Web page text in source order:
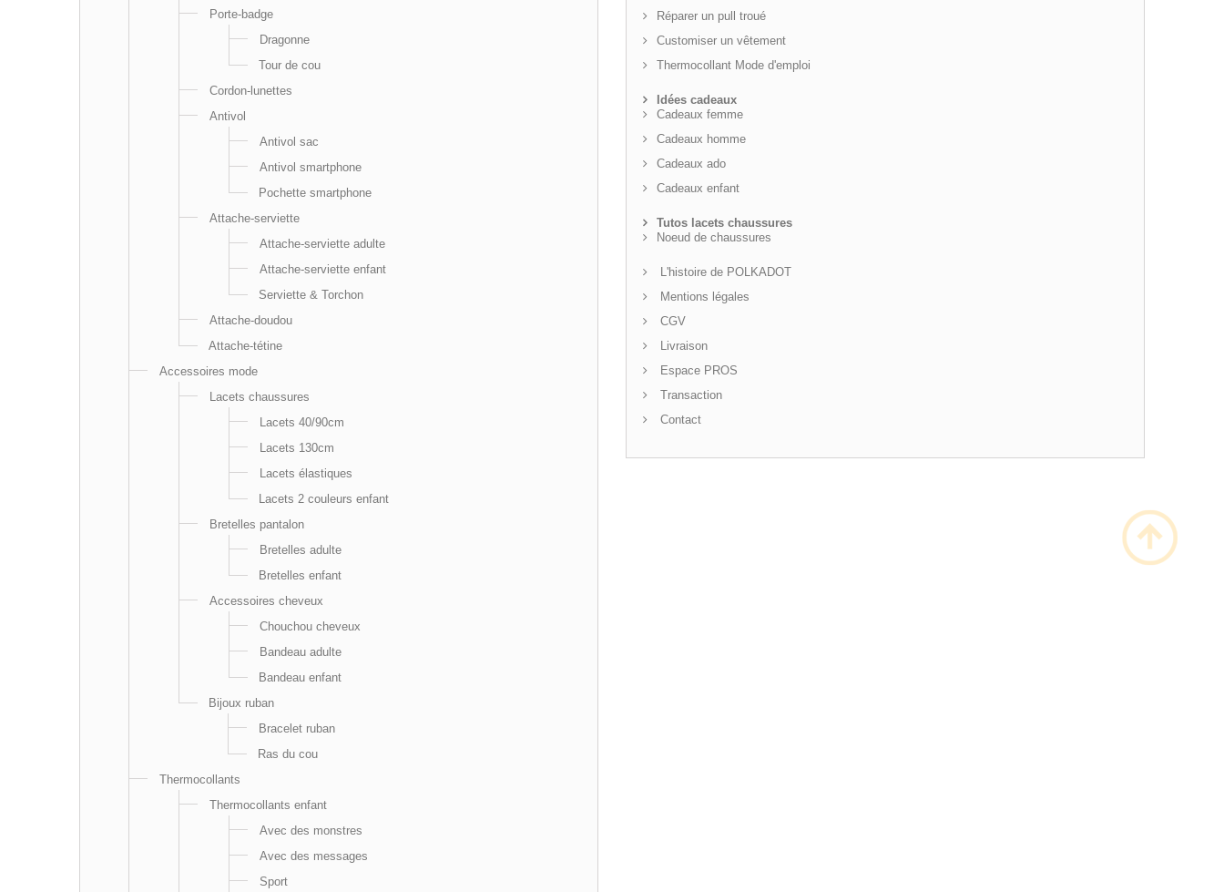
Porte-badge
Dragonne
Tour de cou
Cordon-lunettes
Antivol
Antivol sac
Antivol smartphone
Pochette smartphone
Attache-serviette
Attache-serviette adulte
Attache-serviette enfant
Serviette & Torchon
Attache-doudou
Attache-tétine
Accessoires mode
Lacets chaussures
Lacets 40/90cm
Lacets 130cm
Lacets élastiques
Lacets 2 couleurs enfant
Bretelles pantalon
Bretelles adulte
Bretelles enfant
Accessoires cheveux
Chouchou cheveux
Bandeau adulte
Bandeau enfant
Bijoux ruban
Bracelet ruban
Ras du cou
Thermocollants
Thermocollants enfant
Avec des monstres
Avec des messages
Sport
Réparer un pull troué
Customiser un vêtement
Thermocollant Mode d'emploi
Idées cadeaux
Cadeaux femme
Cadeaux homme
Cadeaux ado
Cadeaux enfant
Tutos lacets chaussures
Noeud de chaussures
L'histoire de POLKADOT
Mentions légales
CGV
Livraison
Espace PROS
Transaction
Contact